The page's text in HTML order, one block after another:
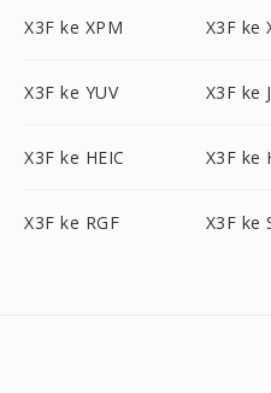
X3F ke XPM X3F ke
X3F ke YUV X3F ke
X3F ke HEIC X3F ke
X3F ke RGF X3F ke